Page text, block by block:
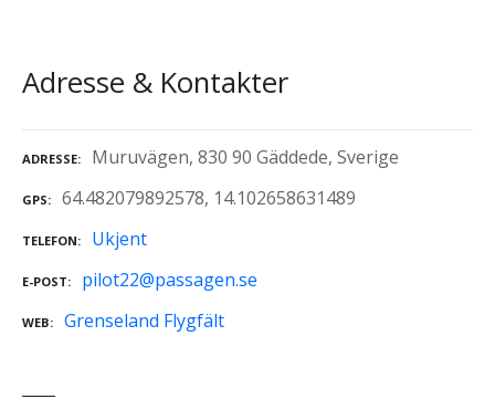
Adresse & Kontakter
ADRESSE Muruvägen, 830 90 Gäddede, Sverige
GPS 64.482079892578, 14.102658631489
TELEFON Ukjent
E-POST pilot22@passagen.se
WEB Grenseland Flygfält